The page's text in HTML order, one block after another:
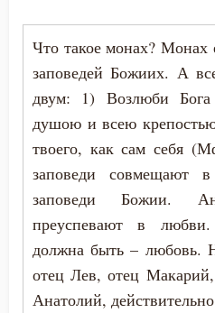
Что такое монах? Монах
заповедей Божиих. А
двум: 1) Возлюби
душою и всею
твоего, как сам себя
заповеди совмещают
заповеди Божии.
преуспевают в
должна быть – любовь.
отец Лев, отец
Анатолий,